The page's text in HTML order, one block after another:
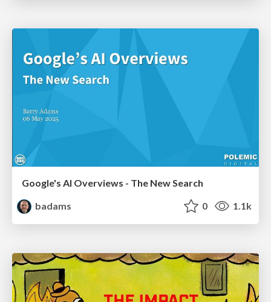
Google's AI Overviews - The New Search
badams
0 1.1k